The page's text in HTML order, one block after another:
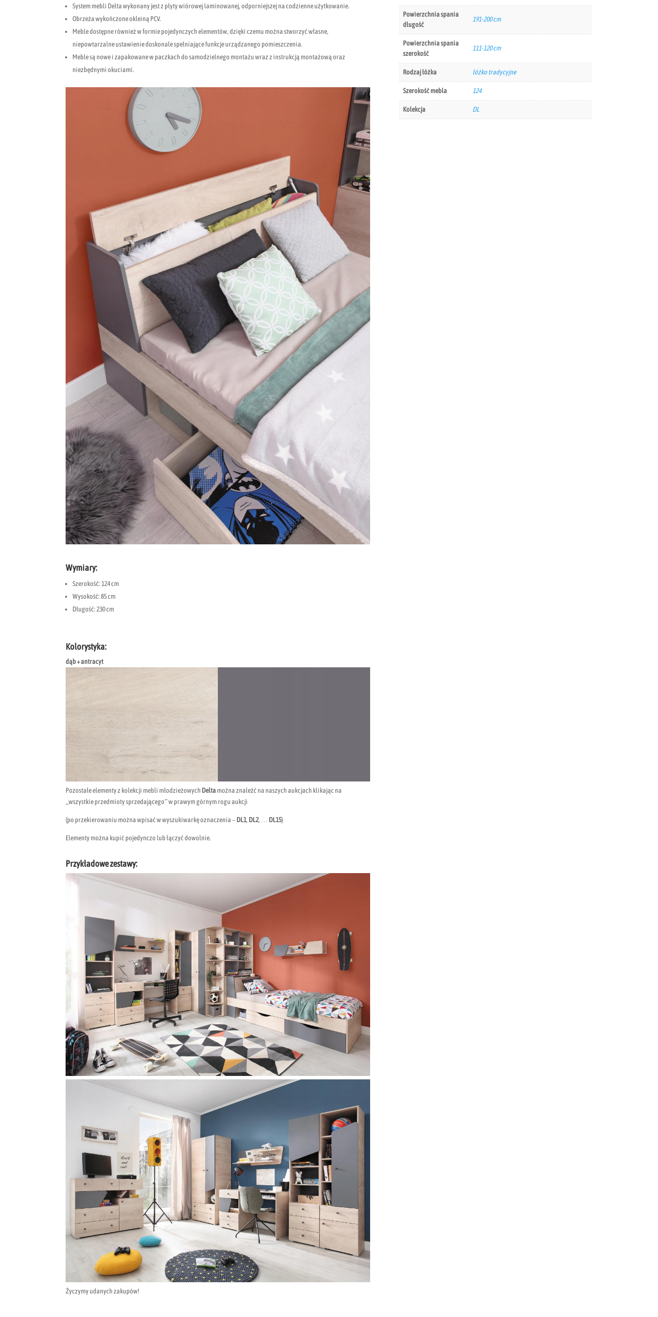
System mebli Delta wykonany jest z płyty wiórowej laminowanej, odporniejszej na codzienne użytkowanie.
Obrzeża wykończone okleiną PCV.
Meble dostępne również w formie pojedynczych elementów, dzięki czemu można stworzyć własne,
niepowtarzalne ustawienie doskonale spełniające funkcje urządzanego pomieszczenia.
Meble są nowe i zapakowane w paczkach do samodzielnego montażu wraz z instrukcją montażową oraz
niezbędnymi okuciami.
Wymiary:
Szerokość: 124 cm
Wysokość: 85 cm
Długość: 230 cm
Kolorystyka:
dąb + antracyt
Pozostałe elementy z kolekcji mebli młodzieżowych Deltamożna znaleźć na naszych aukcjach klikając na
„wszystkie przedmioty sprzedającego” w prawym górnym rogu aukcji
(po przekierowaniu można wpisać w wyszukiwarkę oznaczenia –DL1, DL2, … DL15)
Elementy można kupić pojedynczo lub łączyć dowolnie.
Przykładowe zestawy:
Życzymy udanych zakupów!
Powierzchnia spania
długość
191-200 cm
Powierzchnia spania
szerokość
111-120 cm
Rodzaj łóżka łóżko tradycyjne
Szerokość mebla 124
Kolekcja DL